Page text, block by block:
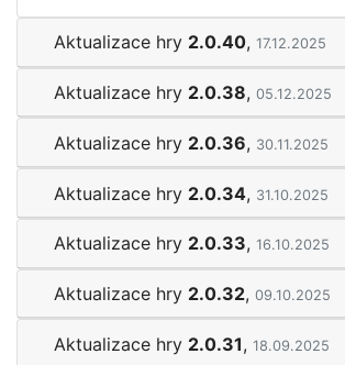
Aktualizace hry 2.0.40, 17.12.2025
Aktualizace hry 2.0.38, 05.12.2025
Aktualizace hry 2.0.36, 30.11.2025
Aktualizace hry 2.0.34, 31.10.2025
Aktualizace hry 2.0.33, 16.10.2025
Aktualizace hry 2.0.32, 09.10.2025
Aktualizace hry 2.0.31, 18.09.2025